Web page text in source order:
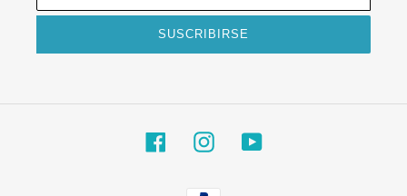
SUSCRIBIRSE
FacebookInstagramYouTube
Métodos